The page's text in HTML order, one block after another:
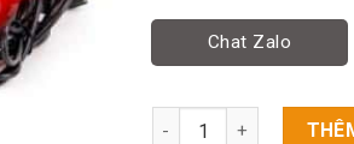
Chat Zalo
Sạc Acquy 12V 5A,